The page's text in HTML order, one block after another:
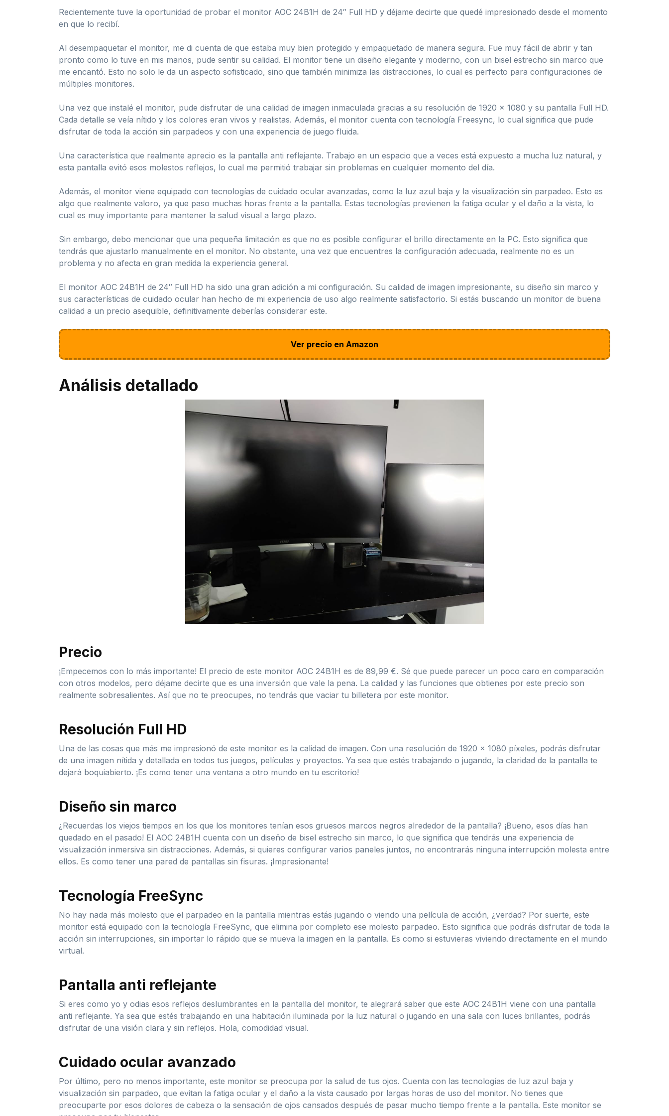
Recientemente tuve la oportunidad de probar el monitor AOC 24B1H de 24″ Full HD y déjame decirte que quedé impresionado desde el momento
en que lo recibí.
Al desempaquetar el monitor, me di cuenta de que estaba muy bien protegido y empaquetado de manera segura. Fue muy fácil de abrir y tan
pronto como lo tuve en mis manos, pude sentir su calidad. El monitor tiene un diseño elegante y moderno, con un bisel estrecho sin marco que
me encantó. Esto no solo le da un aspecto sofisticado, sino que también minimiza las distracciones, lo cual es perfecto para configuraciones de
múltiples monitores.
Una vez que instalé el monitor, pude disfrutar de una calidad de imagen inmaculada gracias a su resolución de 1920 x 1080 y su pantalla Full HD.
Cada detalle se veía nítido y los colores eran vivos y realistas. Además, el monitor cuenta con tecnología Freesync, lo cual significa que pude
disfrutar de toda la acción sin parpadeos y con una experiencia de juego fluida.
Una característica que realmente aprecio es la pantalla anti reflejante. Trabajo en un espacio que a veces está expuesto a mucha luz natural, y
esta pantalla evitó esos molestos reflejos, lo cual me permitió trabajar sin problemas en cualquier momento del día.
Además, el monitor viene equipado con tecnologías de cuidado ocular avanzadas, como la luz azul baja y la visualización sin parpadeo. Esto es
algo que realmente valoro, ya que paso muchas horas frente a la pantalla. Estas tecnologías previenen la fatiga ocular y el daño a la vista, lo
cual es muy importante para mantener la salud visual a largo plazo.
Sin embargo, debo mencionar que una pequeña limitación es que no es posible configurar el brillo directamente en la PC. Esto significa que
tendrás que ajustarlo manualmente en el monitor. No obstante, una vez que encuentres la configuración adecuada, realmente no es un
problema y no afecta en gran medida la experiencia general.
El monitor AOC 24B1H de 24″ Full HD ha sido una gran adición a mi configuración. Su calidad de imagen impresionante, su diseño sin marco y
sus características de cuidado ocular han hecho de mi experiencia de uso algo realmente satisfactorio. Si estás buscando un monitor de buena
calidad a un precio asequible, definitivamente deberías considerar este.
Ver precio en Amazon
Análisis detallado
Precio
¡Empecemos con lo más importante! El precio de este monitor AOC 24B1H es de 89,99 €. Sé que puede parecer un poco caro en comparación
con otros modelos, pero déjame decirte que es una inversión que vale la pena. La calidad y las funciones que obtienes por este precio son
realmente sobresalientes. Así que no te preocupes, no tendrás que vaciar tu billetera por este monitor.
Resolución Full HD
Una de las cosas que más me impresionó de este monitor es la calidad de imagen. Con una resolución de 1920 x 1080 píxeles, podrás disfrutar
de una imagen nítida y detallada en todos tus juegos, películas y proyectos. Ya sea que estés trabajando o jugando, la claridad de la pantalla te
dejará boquiabierto. ¡Es como tener una ventana a otro mundo en tu escritorio!
Diseño sin marco
¿Recuerdas los viejos tiempos en los que los monitores tenían esos gruesos marcos negros alrededor de la pantalla? ¡Bueno, esos días han
quedado en el pasado! El AOC 24B1H cuenta con un diseño de bisel estrecho sin marco, lo que significa que tendrás una experiencia de
visualización inmersiva sin distracciones. Además, si quieres configurar varios paneles juntos, no encontrarás ninguna interrupción molesta entre
ellos. Es como tener una pared de pantallas sin fisuras. ¡Impresionante!
Tecnología FreeSync
No hay nada más molesto que el parpadeo en la pantalla mientras estás jugando o viendo una película de acción, ¿verdad? Por suerte, este
monitor está equipado con la tecnología FreeSync, que elimina por completo ese molesto parpadeo. Esto significa que podrás disfrutar de toda la
acción sin interrupciones, sin importar lo rápido que se mueva la imagen en la pantalla. Es como si estuvieras viviendo directamente en el mundo
virtual.
Pantalla anti reflejante
Si eres como yo y odias esos reflejos deslumbrantes en la pantalla del monitor, te alegrará saber que este AOC 24B1H viene con una pantalla
anti reflejante. Ya sea que estés trabajando en una habitación iluminada por la luz natural o jugando en una sala con luces brillantes, podrás
disfrutar de una visión clara y sin reflejos. Hola, comodidad visual.
Cuidado ocular avanzado
Por último, pero no menos importante, este monitor se preocupa por la salud de tus ojos. Cuenta con las tecnologías de luz azul baja y
visualización sin parpadeo, que evitan la fatiga ocular y el daño a la vista causado por largas horas de uso del monitor. No tienes que
preocuparte por esos dolores de cabeza o la sensación de ojos cansados después de pasar mucho tiempo frente a la pantalla. Este monitor se